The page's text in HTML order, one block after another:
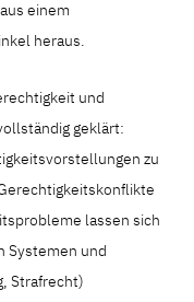
einem
heraus.
und
geklärt:
zu
lassen sich
Systemen und
Strafrecht)